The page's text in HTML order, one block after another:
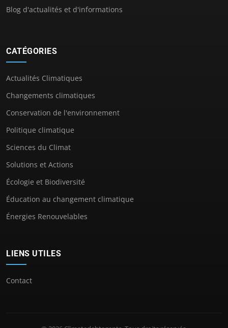
Blog d'actualités et d'informations
CATÉGORIES
Actualités Climatiques
Changements climatiques
Conservation de l'environnement
Politique climatique
Sciences du Climat
Solutions et Actions
Écologie et Biodiversité
Éducation au changement climatique
Énergies Renouvelables
LIENS UTILES
Contact